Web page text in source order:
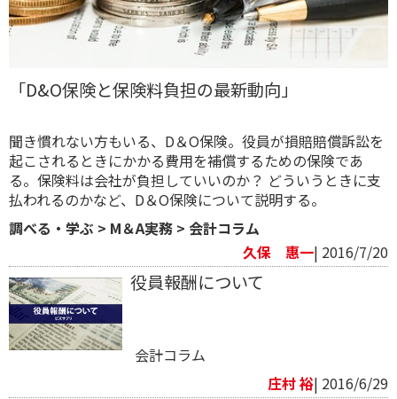
「D&O保険と保険料負担の最新動向」
聞き慣れない方もいる、D＆O保険。役員が損賠賠償訴訟を
起こされるときにかかる費用を補償するための保険であ
る。保険料は会社が負担していいのか？ どういうときに支
払われるのかなど、D＆O保険について説明する。
調べる・学ぶ > M＆A実務 > 会計コラム
久保 惠一| 2016/7/20
役員報酬について
会計コラム
庄村 裕| 2016/6/29